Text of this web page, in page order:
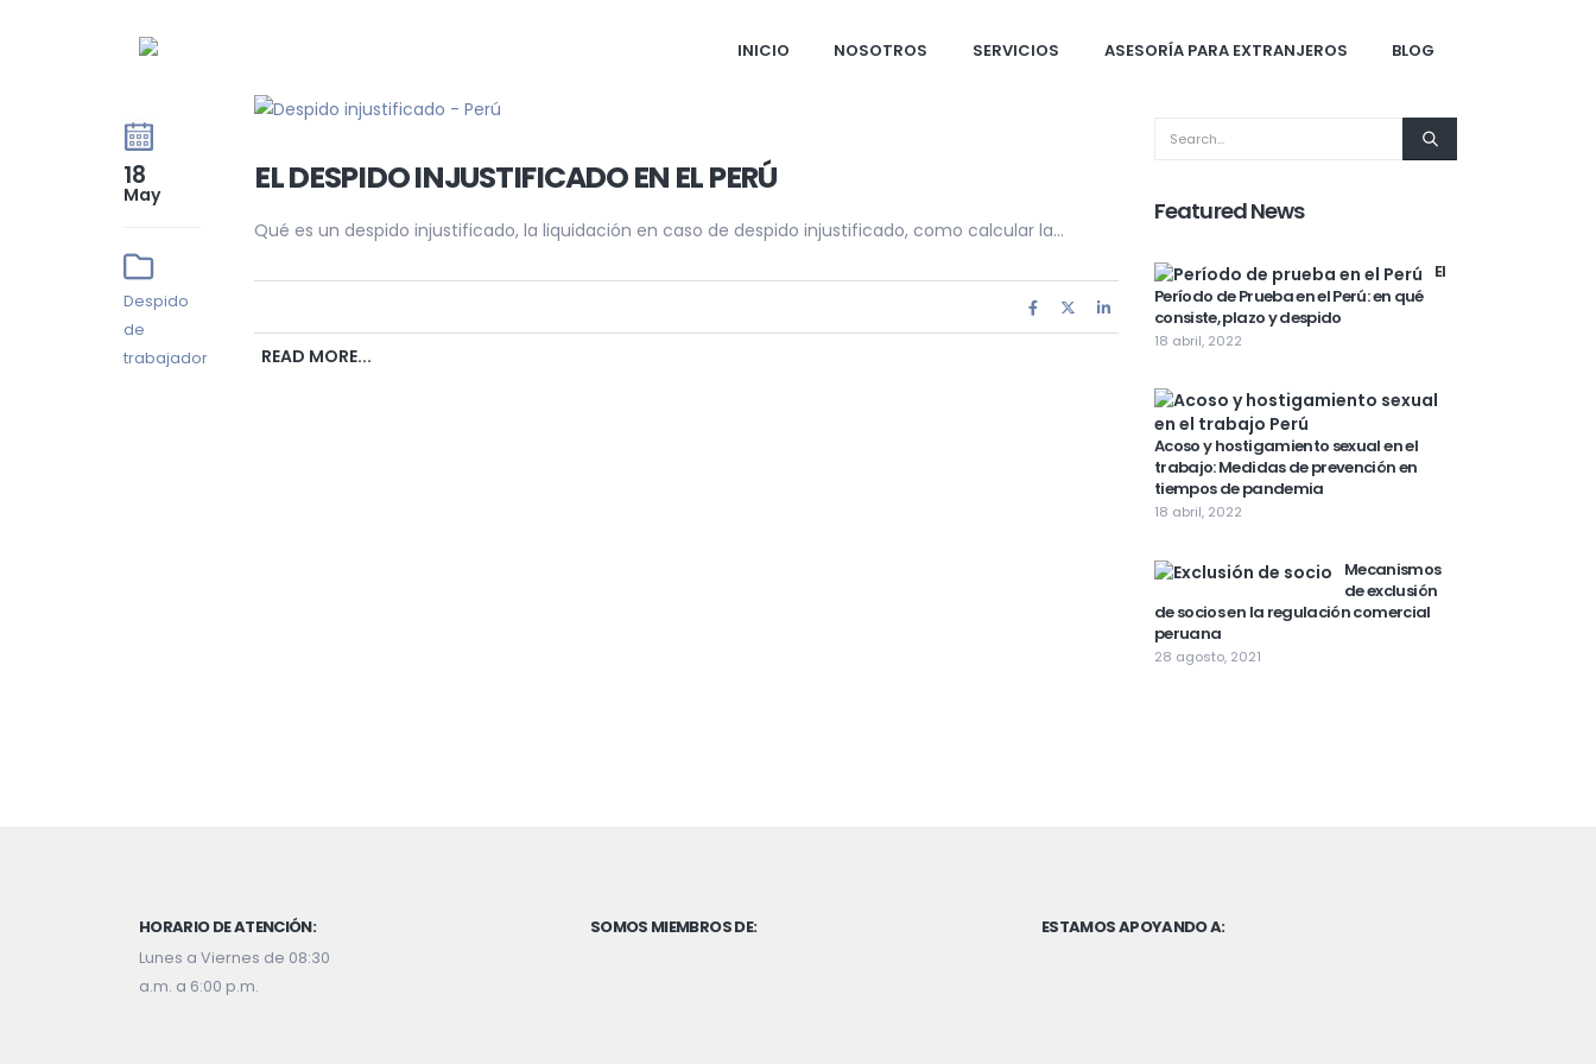
INICIO NOSOTROS SERVICIOS ASESORÍA PARA EXTRANJEROS BLOG
18
May
Despido
de
trabajador
EL DESPIDO INJUSTIFICADO EN EL PERÚ
Qué es un despido injustificado, la liquidación en caso de despido injustificado, como calcular la...
READ MORE...
Featured News
El
Período de Prueba en el Perú: en qué
consiste, plazo y despido
18 abril, 2022
Acoso y hostigamiento sexual en el
trabajo: Medidas de prevención en
tiempos de pandemia
18 abril, 2022
Mecanismos
de exclusión
de socios en la regulación comercial
peruana
28 agosto, 2021
HORARIO DE ATENCIÓN:
Lunes a Viernes de 08:30
a.m. a 6:00 p.m.
SOMOS MIEMBROS DE: ESTAMOS APOYANDO A: